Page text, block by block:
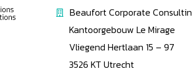
Beaufort Corporate
Kantoorgebouw Le Mirage
Vliegend Hertlaan 15 – 97
3526 KT Utrecht